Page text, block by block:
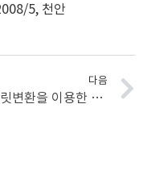
5, 천안
다음
웨이블릿변환을 이용한 철도 전차선시스템의 감쇄특성 파악